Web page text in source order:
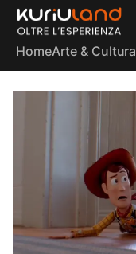
HomeArte & Cultura